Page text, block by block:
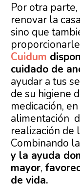
Por otra
renovar la
sino que
Cuidum
cuidado de
ayudar a tus
de su higiene
medicación,
alimentación
realización de
Combinando la
y la ayuda
mayor,
de vida.